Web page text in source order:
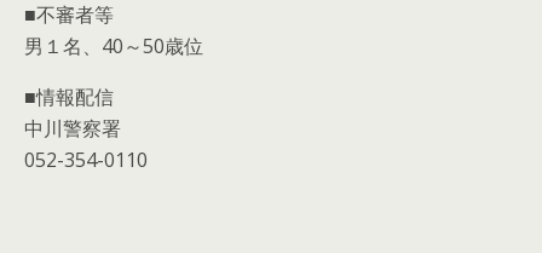
■不審者等
男１名、40～50歳位
■情報配信
中川警察署
052-354-0110